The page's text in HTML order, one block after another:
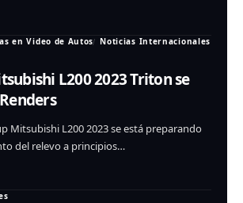
en Video de Autos
Noticias Internacionales
L200 2023 Triton se
Mitsubishi L200 2023 se está preparando
del relevo a principios…